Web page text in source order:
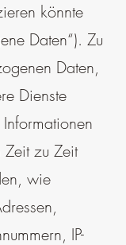
könnte
Daten“). Zu
Daten,
Dienste
zu Zeit
wie
IP-